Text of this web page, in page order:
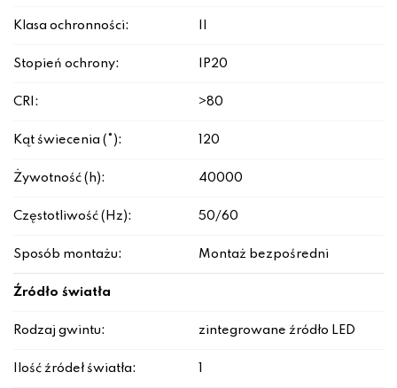
Klasa ochronności:
Stopień ochrony: IP20
CRI: >80
Kąt świecenia (°): 120
Żywotność (h): 40000
Częstotliwość (Hz): 50/60
Sposób montażu: Montaż bezpośredni
Źródło światła
Rodzaj gwintu: zintegrowane źródło LED
Ilość źródeł światła: